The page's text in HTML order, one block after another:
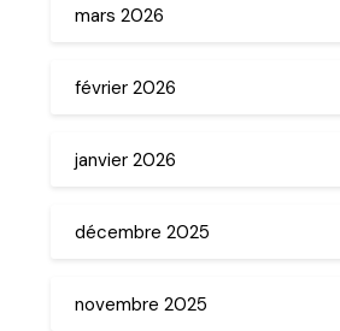
mars 2026
février 2026
janvier 2026
décembre 2025
novembre 2025